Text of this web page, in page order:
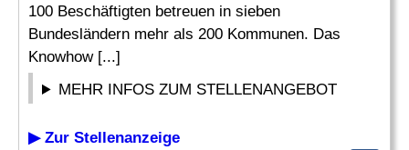
100 Beschäftigten betreuen in sieben
Bundesländern mehr als 200 Kommunen. Das
Knowhow [...]
MEHR INFOS ZUM STELLENANGEBOT
▶ Zur Stellenanzeige